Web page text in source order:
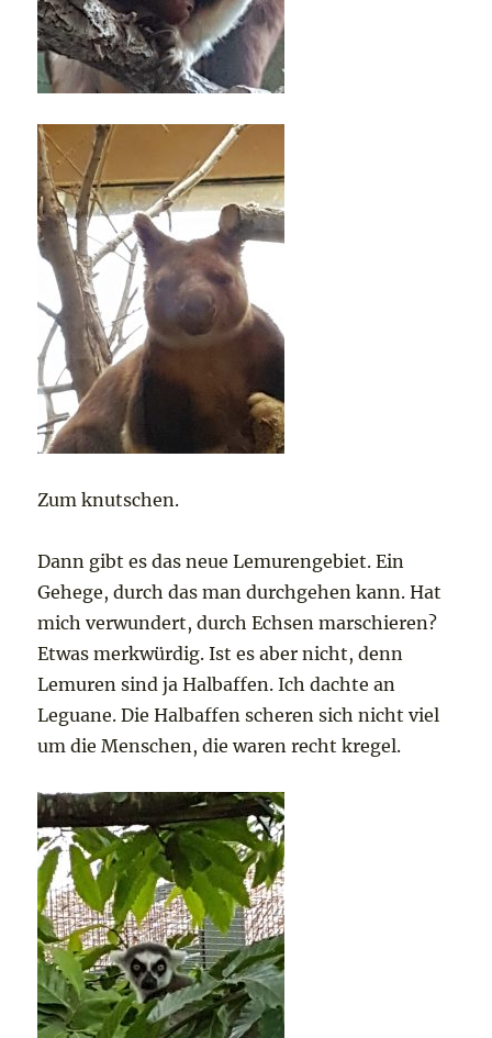
Zum knutschen.
Dann gibt es das neue Lemurengebiet. Ein
Gehege, durch das man durchgehen kann. Hat
mich verwundert, durch Echsen marschieren?
Etwas merkwürdig. Ist es aber nicht, denn
Lemuren sind ja Halbaffen. Ich dachte an
Leguane. Die Halbaffen scheren sich nicht viel
um die Menschen, die waren recht kregel.